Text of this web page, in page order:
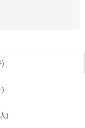
)
)
)